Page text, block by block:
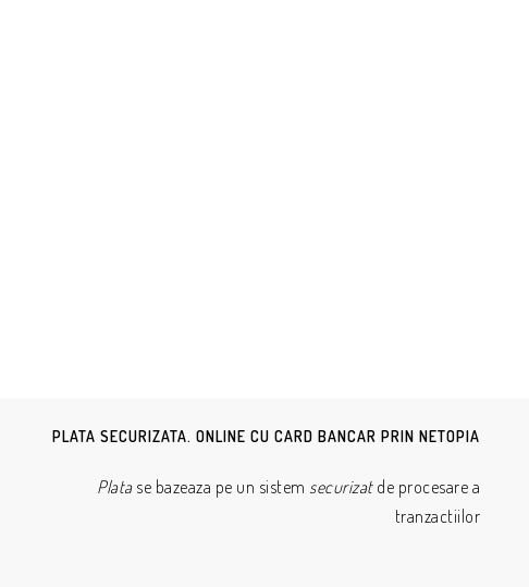
PLATA SECURIZATA. ONLINE CU CARD BANCAR PRIN NETOPIA
Platase bazeaza pe un sistem securizatde procesare a
tranzactiilor